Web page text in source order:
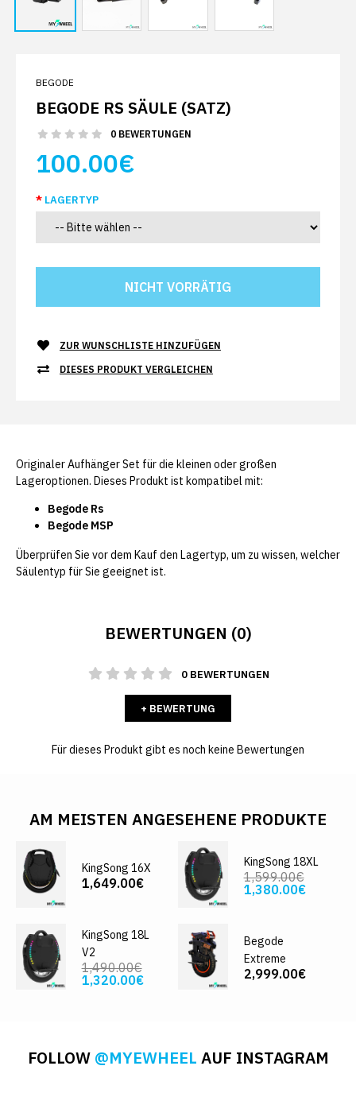
BEGODE
BEGODE RS SÄULE (SATZ)
0 BEWERTUNGEN
100.00€
LAGERTYP
ZUR WUNSCHLISTE HINZUFÜGEN
DIESES PRODUKT VERGLEICHEN
Originaler Aufhänger Set für die kleinen oder großen
Lageroptionen. Dieses Produkt ist kompatibel mit:
Begode Rs
Begode MSP
Überprüfen Sie vor dem Kauf den Lagertyp, um zu wissen, welcher
Säulentyp für Sie geeignet ist.
BEWERTUNGEN (0)
0 BEWERTUNGEN
+ BEWERTUNG
Für dieses Produkt gibt es noch keine Bewertungen
AM MEISTEN ANGESEHENE PRODUKTE
KingSong 16X
1,649.00€
KingSong 18XL
1,599.00€
1,380.00€
KingSong 18L
V2
1,490.00€
1,320.00€
Begode
Extreme
2,999.00€
FOLLOW @MYEWHEEL AUF INSTAGRAM